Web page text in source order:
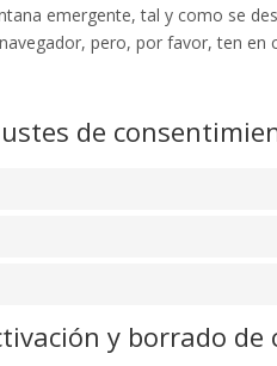
emergente, tal y como se
pero, por favor, ten
de
y borrado de